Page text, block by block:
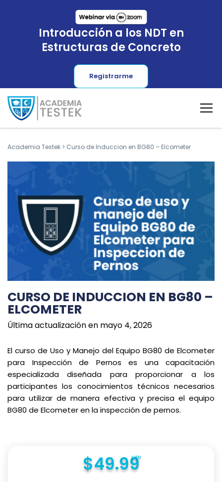
Introducción a los NDT en
Estructuras de Concreto
Registrarme
Academia Testek > Curso de Induccion en BG80 – Elcometer
CURSO DE INDUCCION EN BG80 –
ELCOMETER
Última actualización en mayo 4, 2026
El curso de Uso y Manejo del Equipo BG80 de Elcometer
para Inspección de Pernos es una capacitación
especializada diseñada para proporcionar a los
participantes los conocimientos técnicos necesarios
para utilizar de manera efectiva y precisa el equipo
BG80 de Elcometer en la inspección de pernos.
$49.99
USD